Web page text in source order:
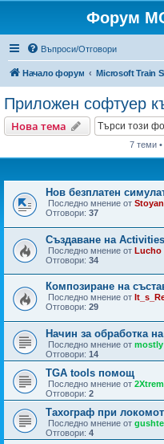
Форум
Въпроси/Отговори
Начало форум
Приложен софтуер
Нова тема
7 теми
Нов безплатен
Последно мнение от
Отговори: 37
Създаване на Activities
Последно мнение от Lucho
Отговори: 34
Композиране на
Последно мнение от
Отговори: 29
Начин за обработка
Последно мнение от mostly
Отговори: 14
TGA tools помощ
Последно мнение от
Отговори: 2
Тахограф при
Последно мнение от
Отговори: 4